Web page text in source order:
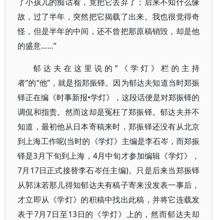
故，过了半年，突然把它揭载了出来。我也很觉得奇
怪，但是半年的中间，还不曾把那原稿销毁，却是他
的盛意……”
郁达夫在这里说的“《学灯》栏的主持
者”的“他”，就是指郑振铎。因为郁达夫知道当时郑振
铎正在编《时事新报•学灯》，这段话便是对郑振铎的
调侃和指责。然而这却是冤枉了郑振铎。郁达夫并不
知道，最初他从日本寄稿来时，郑振铎还没有从北京
到上海工作呢(当时的《学灯》主编是李石岑，而郑振
铎是3月下旬到上海，4月中旬才参加编辑《学灯》，
7月17日正式接替李石岑任主编)。只是后来当郑振铎
从郭沫若那儿得知郁达夫有稿子寄来没发表一事后，
才立即从《学灯》的积稿中找出此稿，并将它连载发
表于7月7日至13日的《学灯》上的，然而郁达夫却